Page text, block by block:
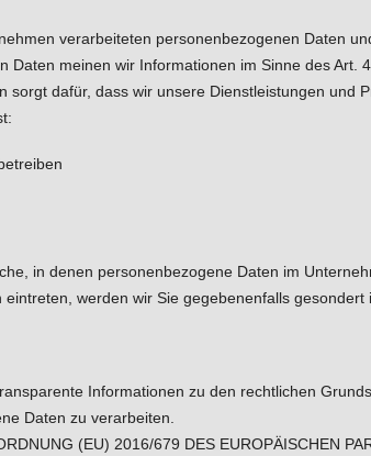
verarbeiteten personenbezogenen Daten
meinen wir Informationen im Sinne des Art.
dafür, dass wir unsere Dienstleistungen
in denen personenbezogene Daten im
werden wir Sie gegebenenfalls gesondert
Informationen zu den rechtlichen
Daten zu verarbeiten.
(EU) 2016/679 DES EUROPÄISCHEN